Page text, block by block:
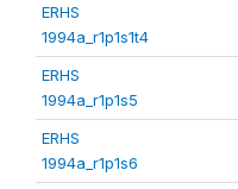
ERHS
1994a_r1p1s1t4
ERHS
1994a_r1p1s5
ERHS
1994a_r1p1s6